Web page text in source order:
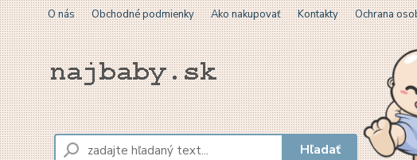
O nás Obchodné podmienky Ako nakupovať Kontakty Ochrana
Hľadať